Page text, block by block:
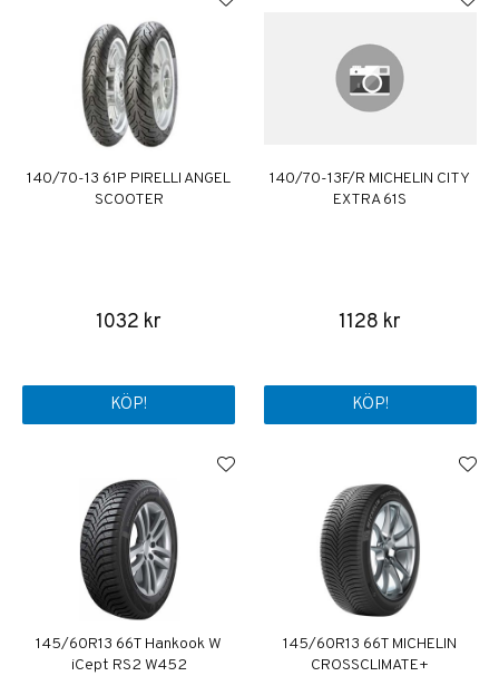
140/70-13 61P PIRELLI ANGEL
SCOOTER
1032 kr
KÖP!
140/70-13F/R MICHELIN CITY
EXTRA 61S
1128 kr
KÖP!
145/60R13 66T Hankook W
iCept RS2 W452
145/60R13 66T MICHELIN
CROSSCLIMATE+